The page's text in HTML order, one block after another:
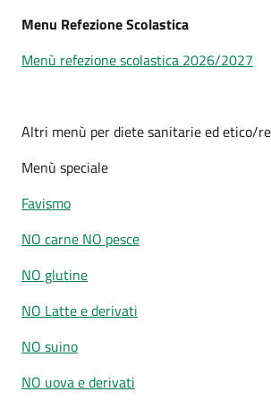
Menu Refezione Scolastica
Menù refezione scolastica 2026/2027
Altri menù per diete sanitarie ed etico/
Menù speciale
Favismo
NO carne NO pesce
NO glutine
NO Latte e derivati
NO suino
NO uova e derivati